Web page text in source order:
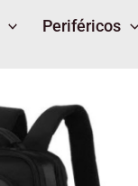
Periféricos